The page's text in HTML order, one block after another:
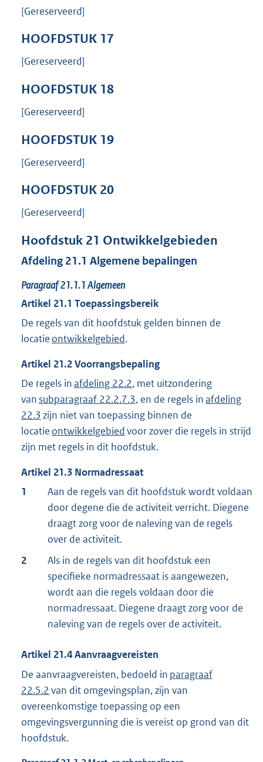
[Gereserveerd]
HOOFDSTUK 17
[Gereserveerd]
HOOFDSTUK 18
[Gereserveerd]
HOOFDSTUK 19
[Gereserveerd]
HOOFDSTUK 20
[Gereserveerd]
Hoofdstuk 21 Ontwikkelgebieden
Afdeling 21.1 Algemene bepalingen
Paragraaf21.1.1Algemeen
Artikel 21.1 Toepassingsbereik
De regels van dit hoofdstuk gelden binnen de
locatie ontwikkelgebied.
Artikel 21.2Voorrangsbepaling
De regels inafdeling 22.2, met uitzondering
vansubparagraaf 22.2.7.3, en de regels inafdeling
22.3 zijn niet van toepassing binnen de
locatie ontwikkelgebiedvoor zover die regels in strijd
zijn met regels in dit hoofdstuk.
Artikel 21.3 Normadressaat
1
Aan de regels van dit hoofdstuk wordt voldaan
door degene die de activiteit verricht. Diegene
draagt zorg voor de naleving van de regels
over de activiteit.
2
Als in de regels van dit hoofdstuk een
specifieke normadressaat is aangewezen,
wordt aan die regels voldaan door die
normadressaat. Diegene draagt zorg voor de
naleving van de regels over de activiteit.
Artikel 21.4Aanvraagvereisten
De aanvraagvereisten, bedoeld in paragraaf
22.5.2van dit omgevingsplan, zijn van
overeenkomstige toepassing op een
omgevingsvergunning die is vereist op grond van dit
hoofdstuk.